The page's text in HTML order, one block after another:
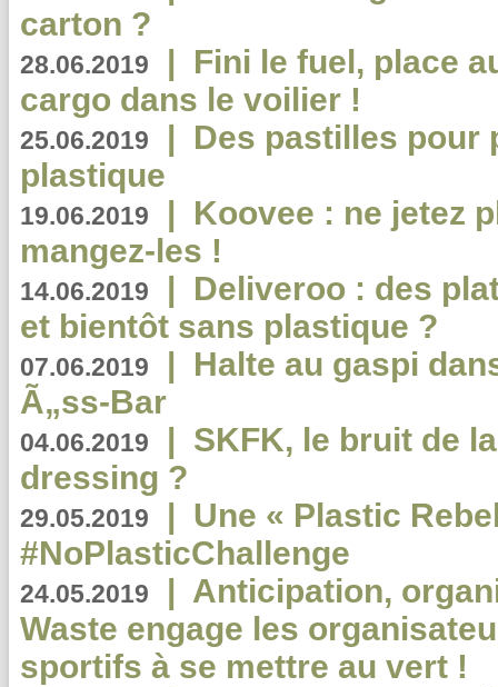
carton ?
28.06.2019 | Fini le fuel, place
cargo dans le voilier !
25.06.2019 | Des pastilles pour
plastique
19.06.2019 | Koovee : ne jetez
mangez-les !
14.06.2019 | Deliveroo : des
et bientôt sans plastique ?
07.06.2019 | Halte au gaspi
Ã„ss-Bar
04.06.2019 | SKFK, le bruit de
dressing ?
29.05.2019 | Une « Plastic
#NoPlasticChallenge
24.05.2019 | Anticipation,
Waste engage les
sportifs à se mettre au vert !